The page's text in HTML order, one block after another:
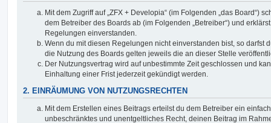
Mit dem Zugriff auf „ZFX + Developia“ (im Folgenden „das Board“)
dem Betreiber des Boards ab (im Folgenden „Betreiber“) und
Regelungen einverstanden.
Wenn du mit diesen Regelungen nicht einverstanden bist, so darfst
die Nutzung des Boards gelten jeweils die an dieser Stelle
Der Nutzungsvertrag wird auf unbestimmte Zeit geschlossen und
Einhaltung einer Frist jederzeit gekündigt werden.
2. EINRÄUMUNG VON NUTZUNGSRECHTEN
Mit dem Erstellen eines Beitrags erteilst du dem Betreiber ein
unbeschränktes und unentgeltliches Recht, deinen Beitrag im